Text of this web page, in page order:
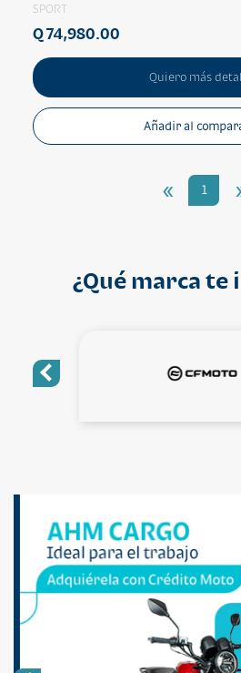
SPORT
Q 74,980.00
Quiero más
Añadir al
« 1
¿Qué marca te